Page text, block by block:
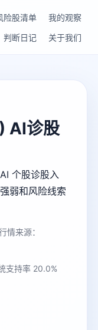
险股清单
我的观察
判断日记
关于我们
AI诊股
个股诊股入
弱和风险线索
来源：
支持率 20.0%